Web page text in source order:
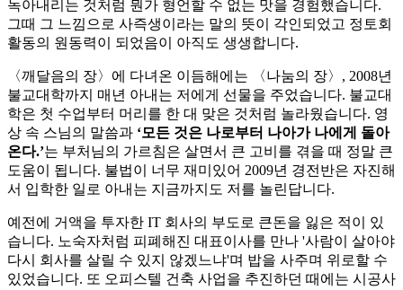
녹아내리는 것처럼 뭔가 형언할 수 없는 맛을 경험했습니다.
그때 그 느낌으로 사즉생이라는 말의 뜻이 각인되었고 정토회
활동의 원동력이 되었음이 아직도 생생합니다.
〈깨달음의 장〉에 다녀온 이듬해에는 〈나눔의 장〉, 2008년
불교대학까지 매년 아내는 저에게 선물을 주었습니다. 불교대
학은 첫 수업부터 머리를 한 대 맞은 것처럼 놀라웠습니다. 영
상 속 스님의 말씀과 ‘모든 것은 나로부터 나아가 나에게 돌아
온다.’는 부처님의 가르침은 살면서 큰 고비를 겪을 때 정말 큰
도움이 됩니다. 불법이 너무 재미있어 2009년 경전반은 자진해
서 입학한 일로 아내는 지금까지도 저를 놀린답니다.
예전에 거액을 투자한 IT 회사의 부도로 큰돈을 잃은 적이 있
습니다. 노숙자처럼 피폐해진 대표이사를 만나 '사람이 살아야
다시 회사를 살릴 수 있지 않겠느냐'며 밥을 사주며 위로할 수
있었습니다. 또 오피스텔 건축 사업을 추진하던 때에는 시공사